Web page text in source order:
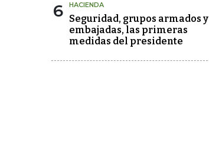
6 HACIENDA
Seguridad, grupos armados y
embajadas, las primeras
medidas del presidente